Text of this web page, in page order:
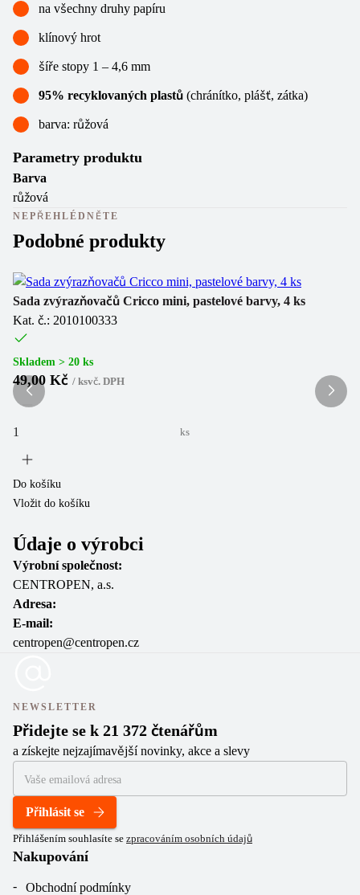
na všechny druhy papíru
klínový hrot
šíře stopy 1 – 4,6 mm
95% recyklovaných plastů (chránítko, plášť, zátka)
barva: růžová
Parametry produktu
Barva
růžová
NEPŘEHLÉDNĚTE
Podobné produkty
Sada zvýrazňovačů Cricco mini, pastelové barvy, 4 ks
Kat. č.: 2010100333
Skladem > 20 ks
49,00 Kč / ksvč. DPH
ks
Do košíku
Vložit do košíku
Údaje o výrobci
Výrobní společnost:
CENTROPEN, a.s.
Adresa:
E-mail:
centropen@centropen.cz
NEWSLETTER
Přidejte se k 21 372 čtenářům
a získejte nejzajímavější novinky, akce a slevy
Přihlásit se
Přihlášením souhlasíte se zpracováním osobních údajů
Nakupování
Obchodní podmínky